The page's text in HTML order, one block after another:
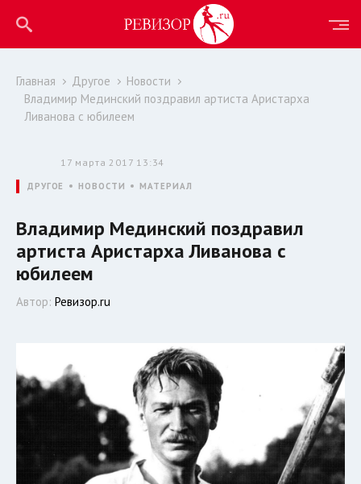
Главная Другое
Новости
Владимир Мединский поздравил артиста Аристарха
Ливанова с юбилеем
17 марта 2017 13:34
ДРУГОЕ НОВОСТИ МАТЕРИАЛ
Владимир Мединский поздравил
артиста Аристарха Ливанова с
юбилеем
Автор: Ревизор.ru